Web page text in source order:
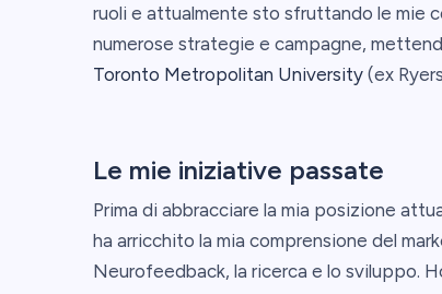
ruoli e attualmente sto sfruttando le mie
numerose strategie e campagne,
Toronto Metropolitan University(ex
Le mie iniziative passate
Prima di abbracciare la mia posizione
ha arricchito la mia comprensione del
Neurofeedback, la ricerca e lo sviluppo.